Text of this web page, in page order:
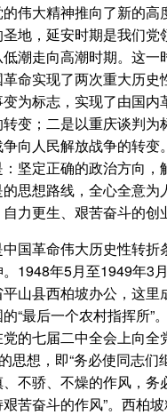
伟大精神推向了新的高
地，延安时期是我们党
潮走向高潮时期。这一
命实现了两次重大历史
为标志，实现了由国内
变；二是以重庆谈判为
向人民解放战争的转变
坚定正确的政治方向，
思想路线，全心全意为
力更生、艰苦奋斗的创
国革命伟大历史性转折
1948年5月至1949年3
山县西柏坡办公，这里
“最后一个农村指挥所”
的七届二中全会上向全
思想，即“务必使同志们
不骄、不燥的作风，务
苦奋斗的作风”。西柏